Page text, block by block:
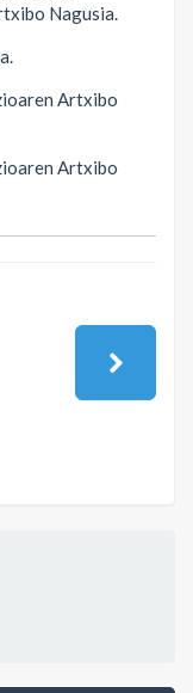
Nagusia.
Artxibo
Artxibo